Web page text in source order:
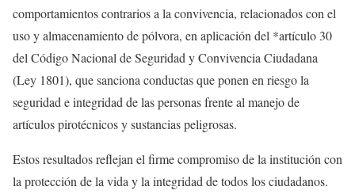
comportamientos contrarios a la convivencia, relacionados con el
uso y almacenamiento de pólvora, en aplicación del *artículo 30
del Código Nacional de Seguridad y Convivencia Ciudadana
(Ley 1801), que sanciona conductas que ponen en riesgo la
seguridad e integridad de las personas frente al manejo de
artículos pirotécnicos y sustancias peligrosas.
Estos resultados reflejan el firme compromiso de la institución con
la protección de la vida y la integridad de todos los ciudadanos.